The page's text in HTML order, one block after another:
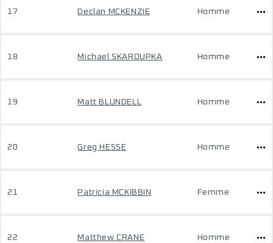
17 Declan MCKENZIE Homme
18 Michael SKAROUPKA Homme
19 Matt BLUNDELL Homme
20 Greg HESSE Homme
21 Patricia MCKIBBIN Femme
22 Matthew CRANE Homme